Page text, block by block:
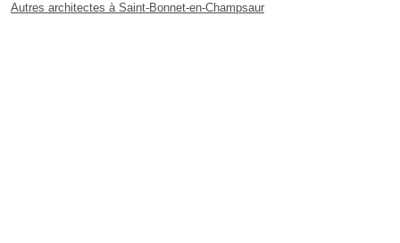
Autres architectes à Saint-Bonnet-en-Champsaur